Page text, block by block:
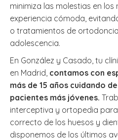
minimiza las molestias en los
experiencia cómoda,
o tratamientos de
adolescencia.
En González y Casado, tu
en Madrid, contamos con
más de 15 años cuidando
pacientes más jóvenes.
interceptiva y ortopedia
correcto de los huesos y
disponemos de los últimos